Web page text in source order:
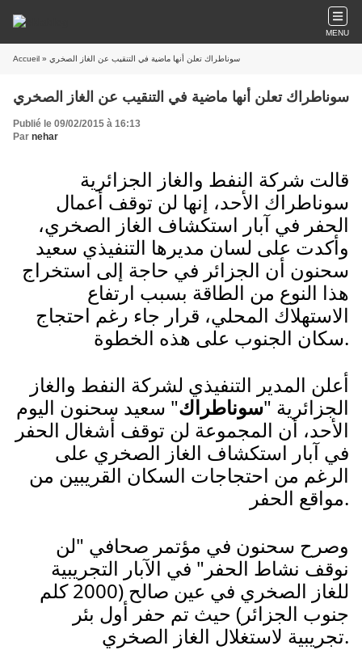
MENU
Accueil » سوناطراك تعلن أنها ماضية في التنقيب عن الغاز الصخري
سوناطراك تعلن أنها ماضية في التنقيب عن الغاز الصخري
Publié le 09/02/2015 à 16:13
Par nehar
قالت شركة النفط والغاز الجزائرية
سوناطراك الأحد، إنها لن توقف أعمال
الحفر في آبار استكشاف الغاز الصخري،
وأكدت على لسان مديرها التنفيذي سعيد
سحنون أن الجزائر في حاجة إلى استخراج
هذا النوع من الطاقة بسبب ارتفاع
الاستهلاك المحلي، قرار جاء رغم احتجاج
سكان الجنوب على هذه الخطوة.
أعلن المدير التنفيذي لشركة النفط والغاز
الجزائرية "سوناطراك" سعيد سحنون اليوم
الأحد، أن المجموعة لن توقف أشغال الحفر
في آبار استكشاف الغاز الصخري على
الرغم من احتجاجات السكان القريبين من
مواقع الحفر.
وصرح سحنون في مؤتمر صحافي "لن
نوقف نشاط الحفر" في الآبار التجريبية
للغاز الصخري في عين صالح (2000 كلم
جنوب الجزائر) حيث تم حفر أول بئر
تجريبية لاستغلال الغاز الصخري.